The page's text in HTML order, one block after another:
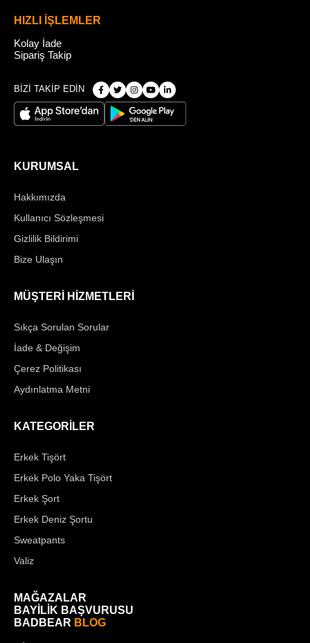
HIZLI İŞLEMLER
Kolay İade
Sipariş Takip
BİZİ TAKİP EDİN
KURUMSAL
Hakkımızda
Kullanıcı Sözleşmesi
Gizlilik Bildirimi
Bize Ulaşın
MÜŞTERİ HİZMETLERİ
Sıkça Sorulan Sorular
İade & Değişim
Çerez Politikası
Aydınlatma Metni
KATEGORİLER
Erkek Tişört
Erkek Polo Yaka Tişört
Erkek Şort
Erkek Deniz Şortu
Sweatpants
Valiz
MAĞAZALAR
BAYİLİK BAŞVURUSU
BADBEAR BLOG